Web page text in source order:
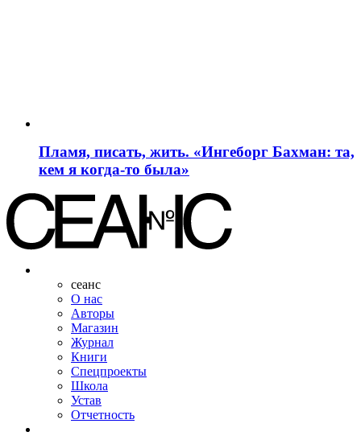
Пламя, писать, жить. «Ингеборг Бахман: та,
кем я когда-то была»
сеанс
О нас
Авторы
Магазин
Журнал
Книги
Спецпроекты
Школа
Устав
Отчетность